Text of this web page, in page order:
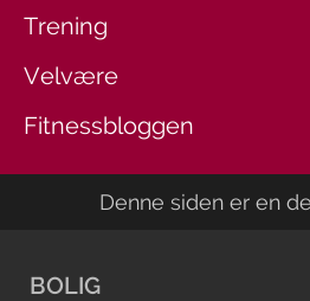
Trening
Velvære
Fitnessbloggen
Denne siden er en
BOLIG